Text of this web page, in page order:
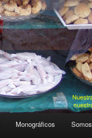
Monográficos Somos